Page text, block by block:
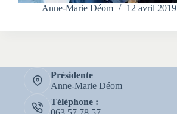
Anne-Marie Déom 12 avril 2019
Présidente
Anne-Marie Déom
Téléphone :